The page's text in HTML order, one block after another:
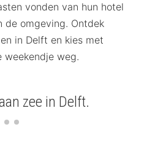
vonden van hun hotel
de omgeving. Ontdek
in Delft en kies met
weg.
zee in Delft.